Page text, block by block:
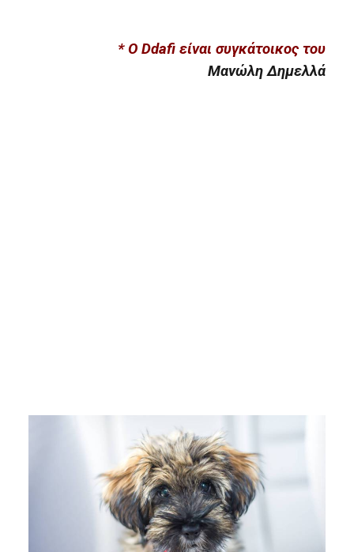
* O Ddafi είναι συγκάτοικος του
Μανώλη Δημελλά